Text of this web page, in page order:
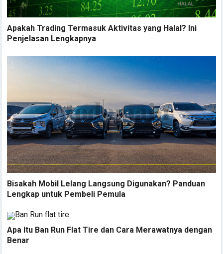
Apakah Trading Termasuk Aktivitas yang Halal? Ini
Penjelasan Lengkapnya
Bisakah Mobil Lelang Langsung Digunakan? Panduan
Lengkap untuk Pembeli Pemula
Apa Itu Ban Run Flat Tire dan Cara Merawatnya dengan
Benar